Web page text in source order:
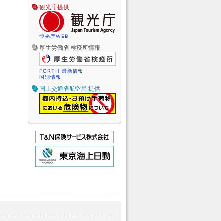
観光庁提供
観光庁WEB
厚生労働省 検疫所情報
FORTH 最新情報
国別情報
国土交通省航空局 提供